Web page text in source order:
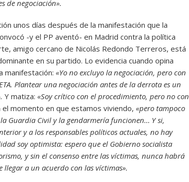
de negociación».
unos días después de la manifestación que la
-y el PP aventó- en Madrid contra la política
amigo cercano de Nicolás Redondo Terreros, está
en su partido. Lo evidencia cuando opina
manifestación: «Yo no excluyo la negociación, pero con
Plantear una negociación antes de la derrota es un
Y matiza: «Soy crítico con el procedimiento, pero no con
momento en que estamos viviendo, «pero tampoco
Guardia Civil y la gendarmería funcionen… Y si,
y a los responsables políticos actuales, no hay
soy optimista: espero que el Gobierno socialista
y sin el consenso entre las víctimas, nunca habrá
a un acuerdo con las víctimas».